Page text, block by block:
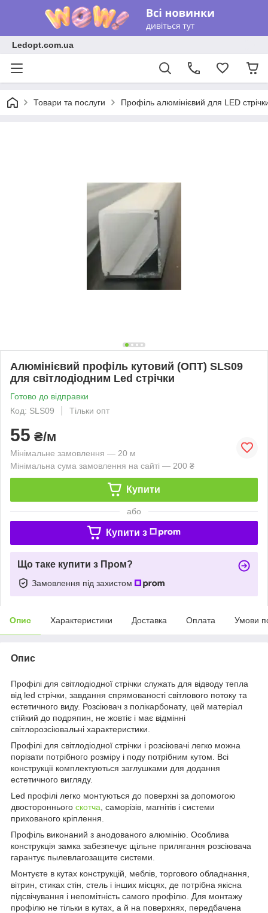
Ledopt.com.ua
Товари та послуги Профіль алюмінієвий для LED
Алюмінієвий профіль кутовий (ОПТ) SLS09
для світлодіодним Led стрічки
Готово до відправки
Код: SLS09
Тільки опт
55 ₴/м
Мінімальне замовлення — 20 м
Мінімальна сума замовлення на сайті — 200 ₴
Купити
або
Купити з
Що таке купити з Пром?
Замовлення під захистом
Опис Характеристики Доставка Оплата Умови
Опис
Профілі для світлодіодної стрічки служать для відводу тепла
від led стрічки, завдання спрямованості світлового потоку та
естетичного виду. Розсіювач з полікарбонату, цей матеріал
стійкий до подряпин, не жовтіє і має відмінні
світлорозсіювальні характеристики.
Профілі для світлодіодної стрічки і розсіювачі легко можна
порізати потрібного розміру і поду потрібним кутом. Всі
конструкції комплектуються заглушками для додання
естетичного вигляду.
Led профілі легко монтуються до поверхні за допомогою
двостороннього скотча , саморізів, магнітів і системи
прихованого кріплення.
Профіль виконаний з анодованого алюмінію. Особлива
конструкція замка забезпечує щільне прилягання розсіювача
гарантує пылевлагозащите системи.
Монтуєте в кутах конструкцій, меблів, торгового обладнання,
вітрин, стиках стін, стель і інших місцях, де потрібна якісна
підсвічування і непомітність самого профілю. Для монтажу
профілю не тільки в кутах, а й на поверхнях, передбачена